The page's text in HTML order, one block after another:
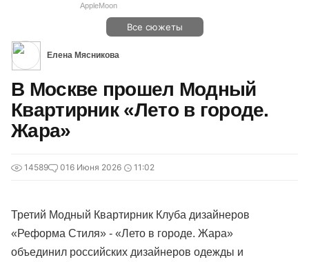
AppleMoon
Все сюжеты
Елена Мясникова
В Москве прошел Модный
Квартирник «Лето в городе.
Жара»
14589 016 Июня 2026 11:02
Третий Модный Квартирник Клуба дизайнеров
«Реформа Стиля» - «Лето в городе. Жара»
объединил российских дизайнеров одежды и